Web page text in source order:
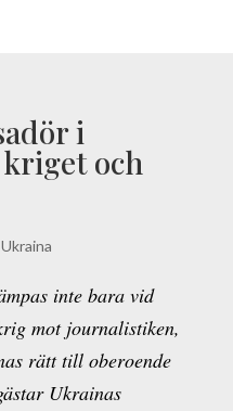
i
och
Ukraina
inte bara vid
mot journalistiken,
rätt till oberoende
Ukrainas